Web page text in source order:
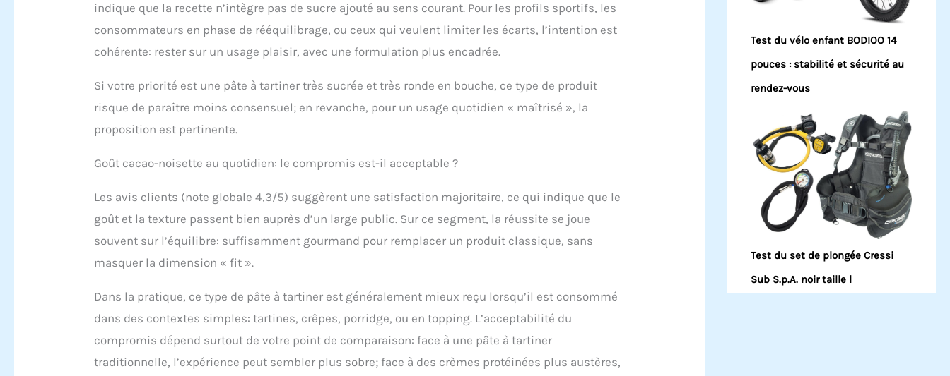
indique que la recette n’intègre pas de sucre ajouté au sens courant. Pour les profils sportifs, les
consommateurs en phase de rééquilibrage, ou ceux qui veulent limiter les écarts, l’intention est
cohérente: rester sur un usage plaisir, avec une formulation plus encadrée.
Si votre priorité est une pâte à tartiner très sucrée et très ronde en bouche, ce type de produit
risque de paraître moins consensuel; en revanche, pour un usage quotidien « maîtrisé », la
proposition est pertinente.
Goût cacao-noisette au quotidien: le compromis est-il acceptable ?
Les avis clients (note globale 4,3/5) suggèrent une satisfaction majoritaire, ce qui indique que le
goût et la texture passent bien auprès d’un large public. Sur ce segment, la réussite se joue
souvent sur l’équilibre: suffisamment gourmand pour remplacer un produit classique, sans
masquer la dimension « fit ».
Dans la pratique, ce type de pâte à tartiner est généralement mieux reçu lorsqu’il est consommé
dans des contextes simples: tartines, crêpes, porridge, ou en topping. L’acceptabilité du
compromis dépend surtout de votre point de comparaison: face à une pâte à tartiner
traditionnelle, l’expérience peut sembler plus sobre; face à des crèmes protéinées plus austères,
Test du vélo enfant BODIOO 14
pouces : stabilité et sécurité au
rendez-vous
Test du set de plongée Cressi
Sub S.p.A. noir taille l